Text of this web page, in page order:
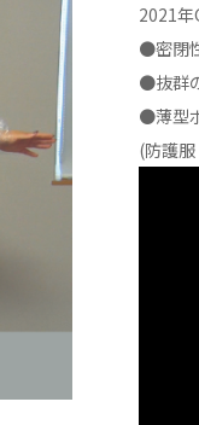
2021
●密閉
●抜群
●薄型
(防護